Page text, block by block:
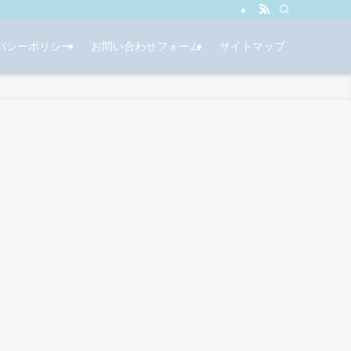
シーポリシー お問い合わせフォーム サイトマップ